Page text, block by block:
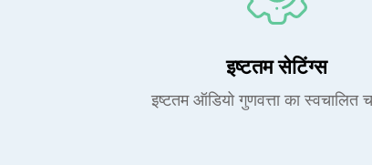
इष्टतम सेटिंग्स
इष्टतम ऑडियो गुणवत्ता का स्वचालित